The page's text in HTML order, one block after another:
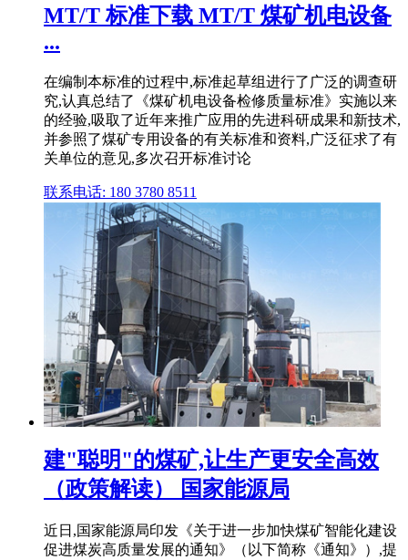
MT/T 标准下载 MT/T 煤矿机电设备
...
在编制本标准的过程中,标准起草组进行了广泛的调查研
究,认真总结了《煤矿机电设备检修质量标准》实施以来
的经验,吸取了近年来推广应用的先进科研成果和新技术,
并参照了煤矿专用设备的有关标准和资料,广泛征求了有
关单位的意见,多次召开标准讨论
联系电话: 180 3780 8511
建"聪明"的煤矿,让生产更安全高效
（政策解读） 国家能源局
近日,国家能源局印发《关于进一步加快煤矿智能化建设
促进煤炭高质量发展的通知》（以下简称《通知》）,提